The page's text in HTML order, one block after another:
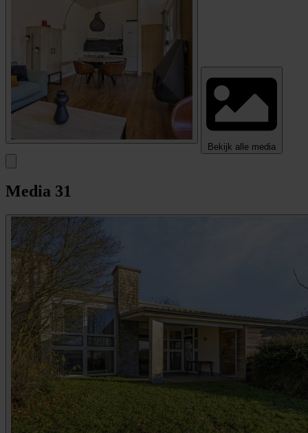
Bekijk alle media
Media 31